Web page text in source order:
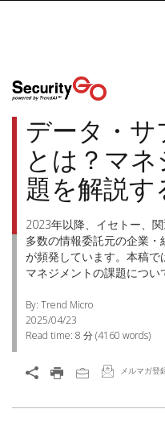
データ・サ
とは？マ
題を解説す
2023年以降、イセトー、関
多数の情報委託元の企業
が頻発しています。本稿
マネジメントの課題につい
By: Trend Micro
2025/04/23
Read time: 8 分(4160 words)
メルマガ登